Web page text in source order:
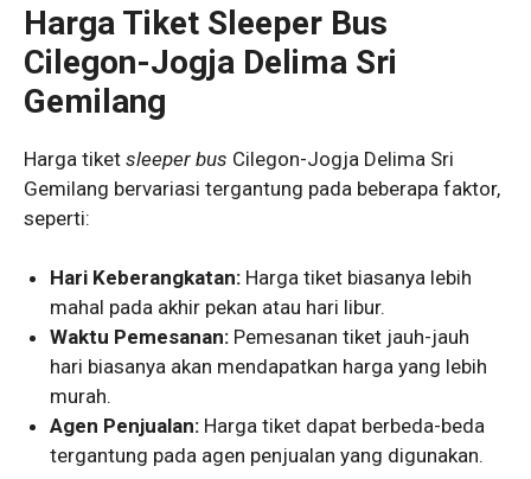
Harga Tiket Sleeper Bus
Cilegon-Jogja Delima Sri
Gemilang
Harga tiket sleeper bus Cilegon-Jogja Delima Sri
Gemilang bervariasi tergantung pada beberapa faktor,
seperti:
Hari Keberangkatan: Harga tiket biasanya lebih
mahal pada akhir pekan atau hari libur.
Waktu Pemesanan: Pemesanan tiket jauh-jauh
hari biasanya akan mendapatkan harga yang lebih
murah.
Agen Penjualan: Harga tiket dapat berbeda-beda
tergantung pada agen penjualan yang digunakan.